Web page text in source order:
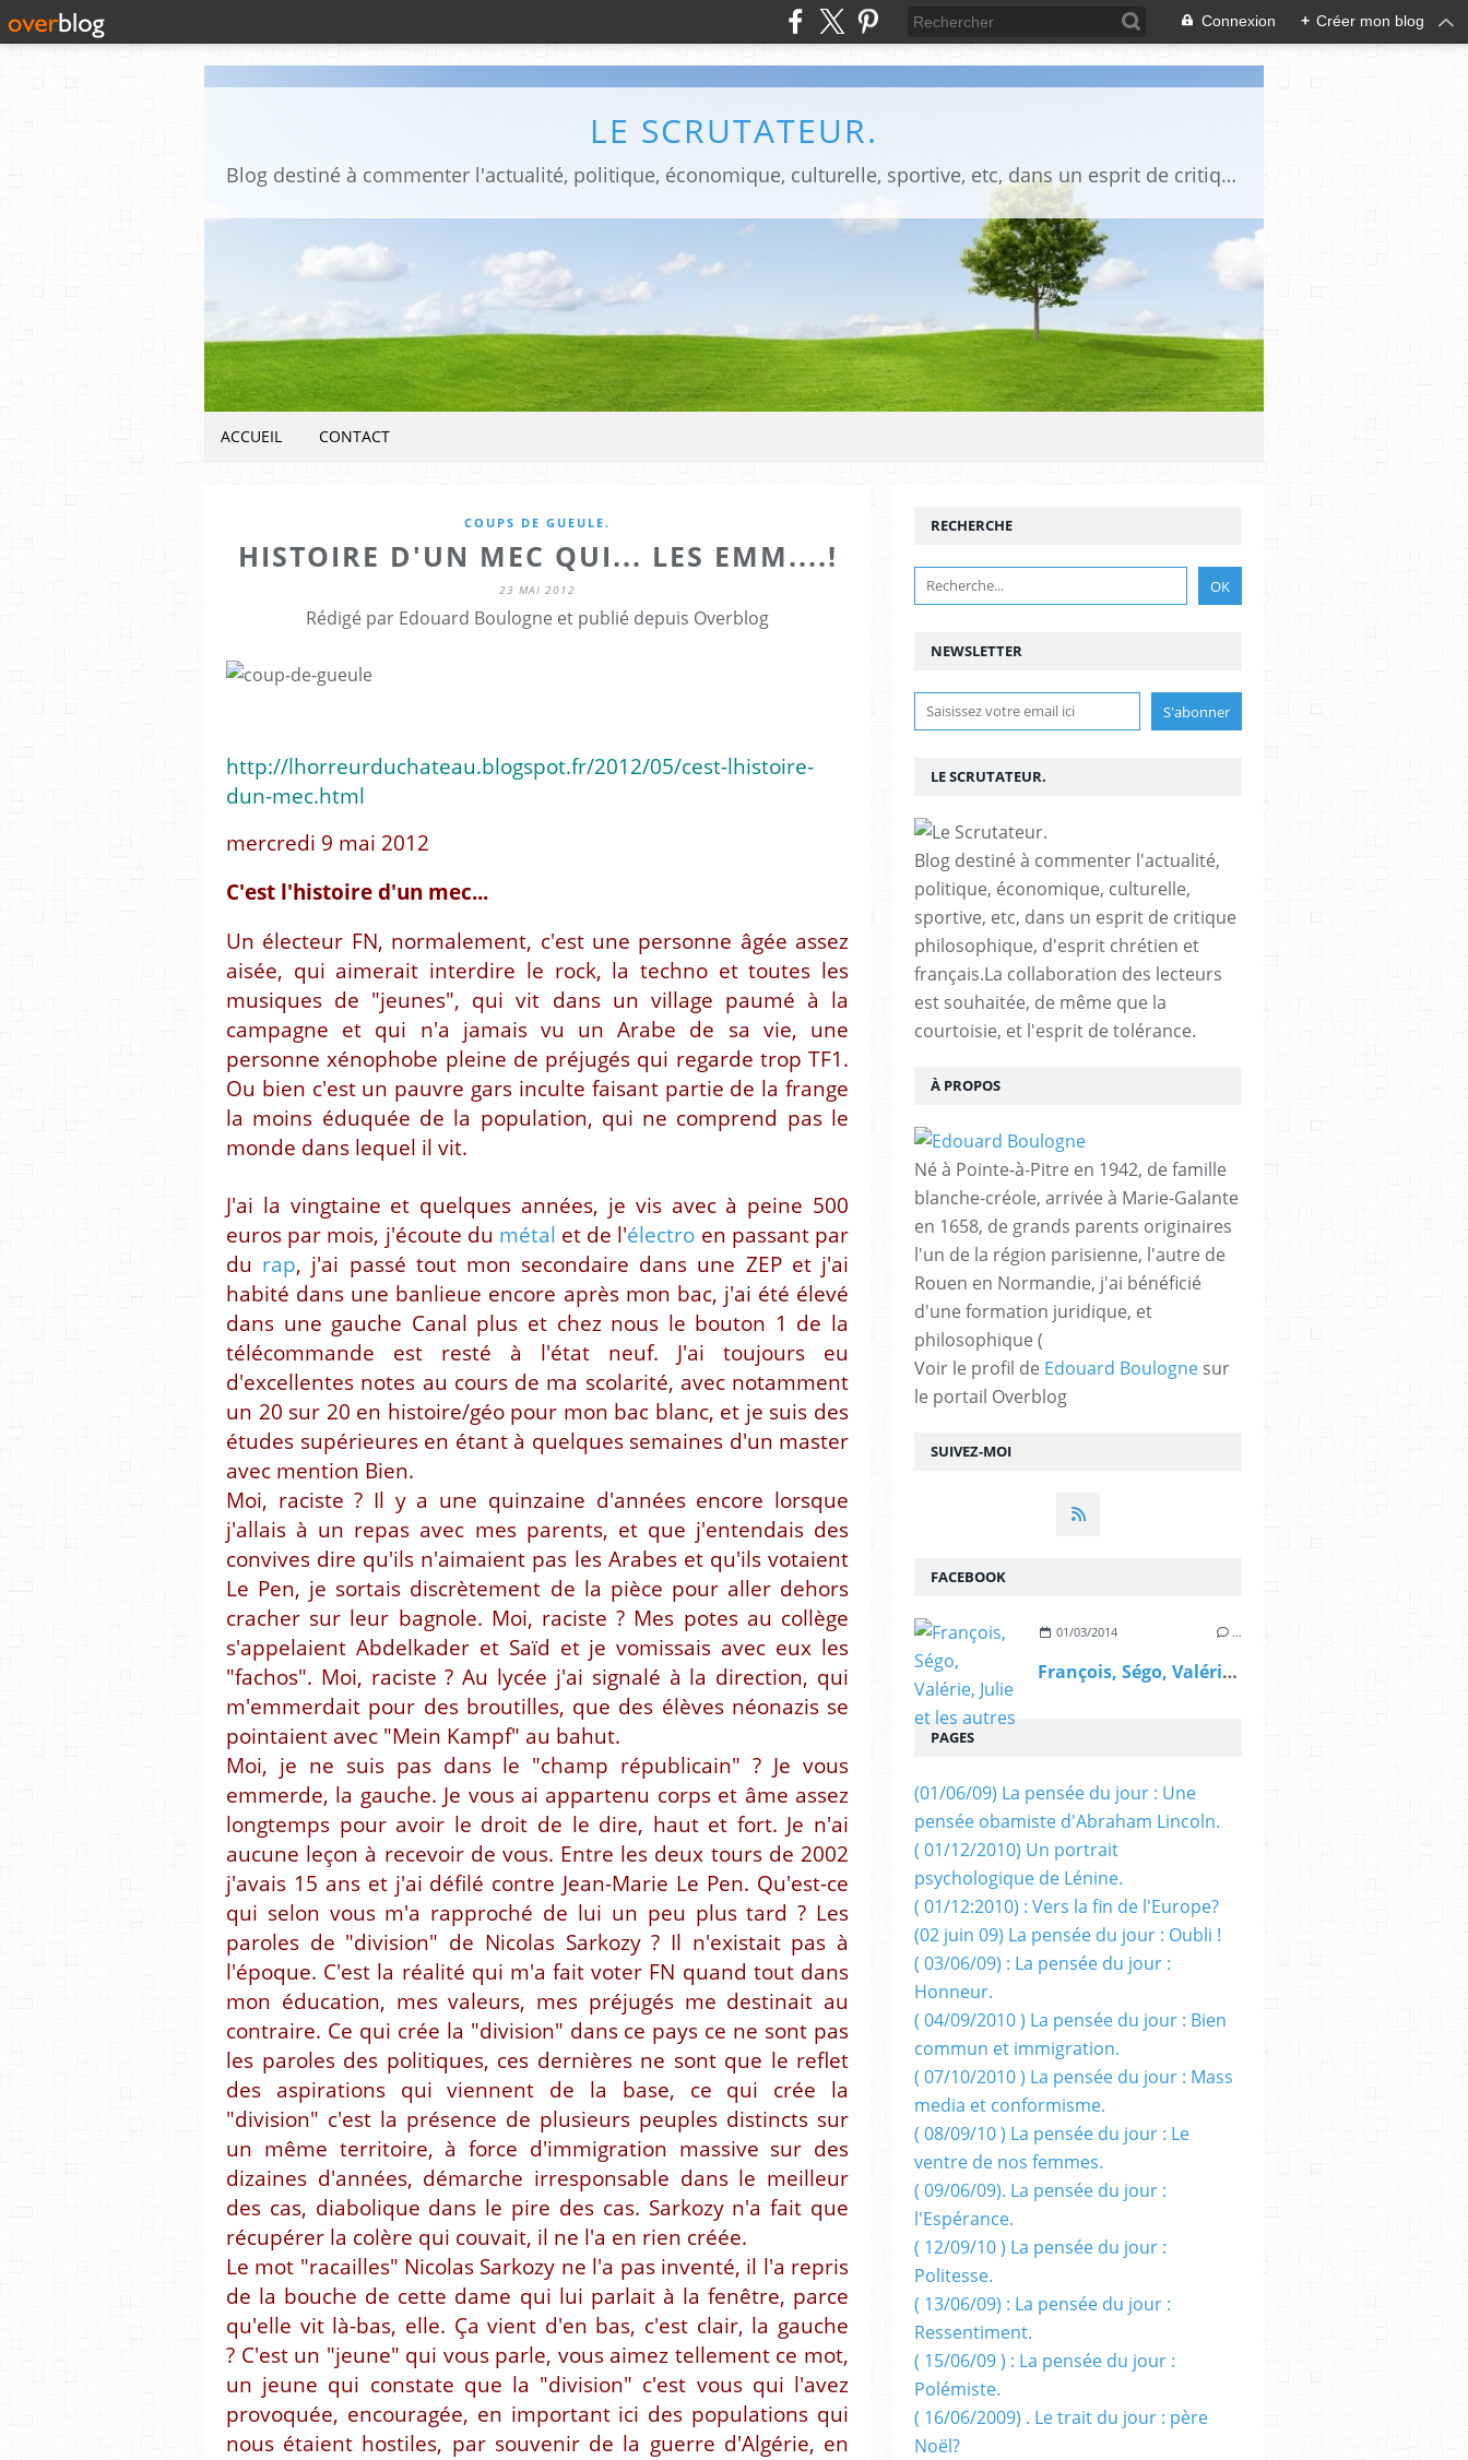
Connexion + Créer mon blog
LE SCRUTATEUR.
Blog destiné à commenter l'actualité, politique, économique, culturelle, sportive, etc, dans un esprit de critique philosophique, d'esprit chrétien et français.La collaboration des lecteurs est souhaitée, de même que la courtoisie, et l'esprit de tolérance.
ACCUEIL CONTACT
COUPS DE GUEULE.
HISTOIRE D'UN MEC QUI... LES EMM....!
23 MAI 2012
Rédigé par Edouard Boulogne et publié depuis Overblog
http://lhorreurduchateau.blogspot.fr/2012/05/cest-lhistoire-
dun-mec.html
mercredi 9 mai 2012
C'est l'histoire d'un mec...
Un électeur FN, normalement, c'est une personne âgée assez
aisée, qui aimerait interdire le rock, la techno et toutes les
musiques de "jeunes", qui vit dans un village paumé à la
campagne et qui n'a jamais vu un Arabe de sa vie, une
personne xénophobe pleine de préjugés qui regarde trop TF1.
Ou bien c'est un pauvre gars inculte faisant partie de la frange
la moins éduquée de la population, qui ne comprend pas le
monde dans lequel il vit.
J'ai la vingtaine et quelques années, je vis avec à peine 500
euros par mois, j'écoute du métal et de l'électro en passant par
du rap, j'ai passé tout mon secondaire dans une ZEP et j'ai
habité dans une banlieue encore après mon bac, j'ai été élevé
dans une gauche Canal plus et chez nous le bouton 1 de la
télécommande est resté à l'état neuf. J'ai toujours eu
d'excellentes notes au cours de ma scolarité, avec notamment
un 20 sur 20 en histoire/géo pour mon bac blanc, et je suis des
études supérieures en étant à quelques semaines d'un master
avec mention Bien.
Moi, raciste ? Il y a une quinzaine d'années encore lorsque
j'allais à un repas avec mes parents, et que j'entendais des
convives dire qu'ils n'aimaient pas les Arabes et qu'ils votaient
Le Pen, je sortais discrètement de la pièce pour aller dehors
cracher sur leur bagnole. Moi, raciste ? Mes potes au collège
s'appelaient Abdelkader et Saïd et je vomissais avec eux les
"fachos". Moi, raciste ? Au lycée j'ai signalé à la direction, qui
m'emmerdait pour des broutilles, que des élèves néonazis se
pointaient avec "Mein Kampf" au bahut.
Moi, je ne suis pas dans le "champ républicain" ? Je vous
emmerde, la gauche. Je vous ai appartenu corps et âme assez
longtemps pour avoir le droit de le dire, haut et fort. Je n'ai
aucune leçon à recevoir de vous. Entre les deux tours de 2002
j'avais 15 ans et j'ai défilé contre Jean-Marie Le Pen. Qu'est-ce
qui selon vous m'a rapproché de lui un peu plus tard ? Les
paroles de "division" de Nicolas Sarkozy ? Il n'existait pas à
l'époque. C'est la réalité qui m'a fait voter FN quand tout dans
mon éducation, mes valeurs, mes préjugés me destinait au
contraire. Ce qui crée la "division" dans ce pays ce ne sont pas
les paroles des politiques, ces dernières ne sont que le reflet
des aspirations qui viennent de la base, ce qui crée la
"division" c'est la présence de plusieurs peuples distincts sur
un même territoire, à force d'immigration massive sur des
dizaines d'années, démarche irresponsable dans le meilleur
des cas, diabolique dans le pire des cas. Sarkozy n'a fait que
récupérer la colère qui couvait, il ne l'a en rien créée.
Le mot "racailles" Nicolas Sarkozy ne l'a pas inventé, il l'a repris
de la bouche de cette dame qui lui parlait à la fenêtre, parce
qu'elle vit là-bas, elle. Ça vient d'en bas, c'est clair, la gauche
? C'est un "jeune" qui vous parle, vous aimez tellement ce mot,
un jeune qui constate que la "division" c'est vous qui l'avez
provoquée, encouragée, en important ici des populations qui
nous étaient hostiles, par souvenir de la guerre d'Algérie, en
NEWSLETTER
SUIVEZ-MOI
RECHERCHE
LE SCRUTATEUR.
Blog destiné à commenter l'actualité,
politique, économique, culturelle,
sportive, etc, dans un esprit de critique
philosophique, d'esprit chrétien et
français.La collaboration des lecteurs
est souhaitée, de même que la
courtoisie, et l'esprit de tolérance.
À PROPOS
Né à Pointe-à-Pitre en 1942, de famille
blanche-créole, arrivée à Marie-Galante
en 1658, de grands parents originaires
l'un de la région parisienne, l'autre de
Rouen en Normandie, j'ai bénéficié
d'une formation juridique, et
philosophique (
Voir le profil de Edouard Boulogne sur
le portail Overblog
FACEBOOK
01/03/2014 …
François, Ségo, Valérie, Julie et les autres
PAGES
(01/06/09) La pensée du jour : Une
pensée obamiste d'Abraham Lincoln.
( 01/12/2010) Un portrait
psychologique de Lénine.
( 01/12:2010) : Vers la fin de l'Europe?
(02 juin 09) La pensée du jour : Oubli !
( 03/06/09) : La pensée du jour :
Honneur.
( 04/09/2010 ) La pensée du jour : Bien
commun et immigration.
( 07/10/2010 ) La pensée du jour : Mass
media et conformisme.
( 08/09/10 ) La pensée du jour : Le
ventre de nos femmes.
( 09/06/09). La pensée du jour :
l'Espérance.
( 12/09/10 ) La pensée du jour :
Politesse.
( 13/06/09) : La pensée du jour :
Ressentiment.
( 15/06/09 ) : La pensée du jour :
Polémiste.
( 16/06/2009) . Le trait du jour : père
Noël?